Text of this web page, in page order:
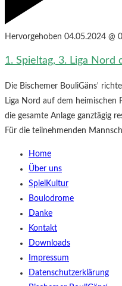
Hervorgehoben 04.05.2024 @
1. Spieltag, 3. Liga Nord
Die Bischemer BouliGäns'
Liga Nord auf dem heimischen
die gesamte Anlage ganztägig
Für die teilnehmenden
Home
Über uns
SpielKultur
Boulodrome
Danke
Kontakt
Downloads
Impressum
Datenschutzerklärung